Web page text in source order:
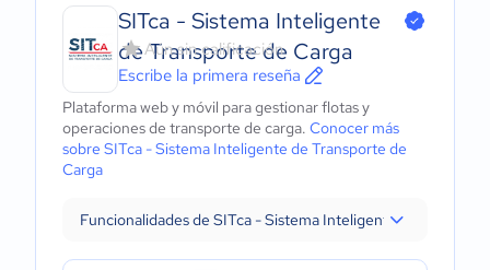
SITca - Sistema Inteligente
de Transporte de Carga
Aún sin calificación
Escribe la primera reseña
Plataforma web y móvil para gestionar flotas y
operaciones de transporte de carga. Conocer más
sobre SITca - Sistema Inteligente de Transporte de
Carga
Funcionalidades de SITca - Sistema Inteligente de